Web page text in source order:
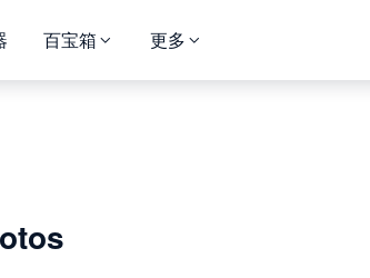
百宝箱 更多